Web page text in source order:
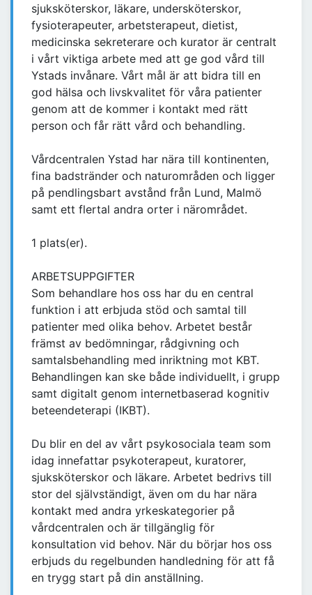
sjuksköterskor, läkare, undersköterskor,
fysioterapeuter, arbetsterapeut, dietist,
medicinska sekreterare och kurator är centralt
i vårt viktiga arbete med att ge god vård till
Ystads invånare. Vårt mål är att bidra till en
god hälsa och livskvalitet för våra patienter
genom att de kommer i kontakt med rätt
person och får rätt vård och behandling.
Vårdcentralen Ystad har nära till kontinenten,
fina badstränder och naturområden och ligger
på pendlingsbart avstånd från Lund, Malmö
samt ett flertal andra orter i närområdet.
1 plats(er).
ARBETSUPPGIFTER
Som behandlare hos oss har du en central
funktion i att erbjuda stöd och samtal till
patienter med olika behov. Arbetet består
främst av bedömningar, rådgivning och
samtalsbehandling med inriktning mot KBT.
Behandlingen kan ske både individuellt, i grupp
samt digitalt genom internetbaserad kognitiv
beteendeterapi (IKBT).
Du blir en del av vårt psykosociala team som
idag innefattar psykoterapeut, kuratorer,
sjuksköterskor och läkare. Arbetet bedrivs till
stor del självständigt, även om du har nära
kontakt med andra yrkeskategorier på
vårdcentralen och är tillgänglig för
konsultation vid behov. När du börjar hos oss
erbjuds du regelbunden handledning för att få
en trygg start på din anställning.